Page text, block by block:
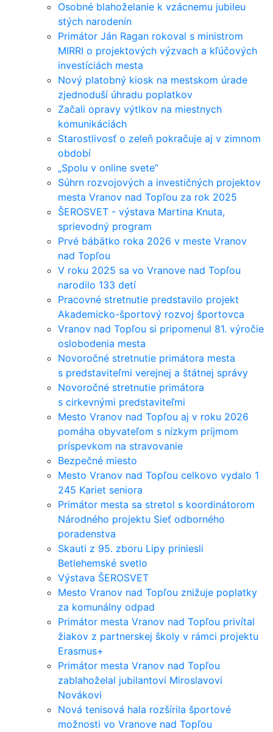
Osobné blahoželanie k vzácnemu jubileu
stých narodenín
Primátor Ján Ragan rokoval s ministrom
MIRRI o projektových výzvach a kľúčových
investíciách mesta
Nový platobný kiosk na mestskom úrade
zjednoduší úhradu poplatkov
Začali opravy výtlkov na miestnych
komunikáciách
Starostlivosť o zeleň pokračuje aj v zimnom
období
„Spolu v online svete“
Súhrn rozvojových a investičných projektov
mesta Vranov nad Topľou za rok 2025
ŠEROSVET - výstava Martina Knuta,
sprievodný program
Prvé bábätko roka 2026 v meste Vranov
nad Topľou
V roku 2025 sa vo Vranove nad Topľou
narodilo 133 detí
Pracovné stretnutie predstavilo projekt
Akademicko-športový rozvoj športovca
Vranov nad Topľou si pripomenul 81. výročie
oslobodenia mesta
Novoročné stretnutie primátora mesta
s predstaviteľmi verejnej a štátnej správy
Novoročné stretnutie primátora
s cirkevnými predstaviteľmi
Mesto Vranov nad Topľou aj v roku 2026
pomáha obyvateľom s nízkym príjmom
príspevkom na stravovanie
Bezpečné miesto
Mesto Vranov nad Topľou celkovo vydalo 1
245 Kariet seniora
Primátor mesta sa stretol s koordinátorom
Národného projektu Sieť odborného
poradenstva
Skauti z 95. zboru Lipy priniesli
Betlehemské svetlo
Výstava ŠEROSVET
Mesto Vranov nad Topľou znižuje poplatky
za komunálny odpad
Primátor mesta Vranov nad Topľou privítal
žiakov z partnerskej školy v rámci projektu
Erasmus+
Primátor mesta Vranov nad Topľou
zablahoželal jubilantovi Miroslavovi
Novákovi
Nová tenisová hala rozšírila športové
možnosti vo Vranove nad Topľou